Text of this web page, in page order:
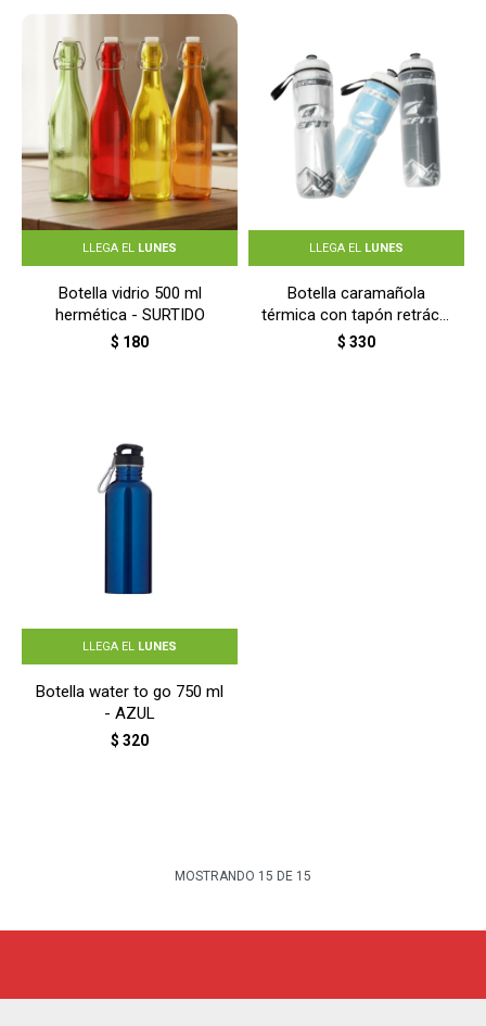
LLEGA EL LUNES
Botella vidrio 500 ml
hermética - SURTIDO
$ 180
LLEGA EL LUNES
Botella caramañola
térmica con tapón retráctil
700 ml - COLORES
$ 330
LLEGA EL LUNES
Botella water to go 750 ml
- AZUL
$ 320
MOSTRANDO 15 DE 15